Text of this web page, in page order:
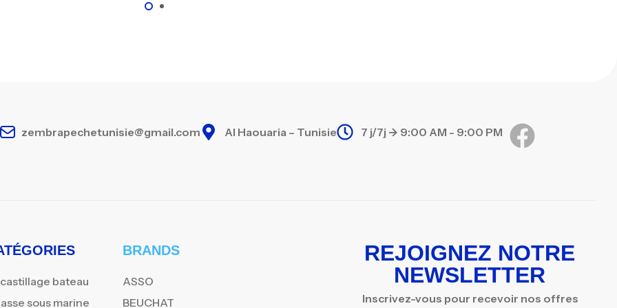
zembrapechetunisie@gmail.com Al Haouaria – Tunisie 7 j/7j -> 9:00 AM - 9:00 PM
bateau
sous marine
BRANDS
ASSO
BEUCHAT
REJOIGNEZ NOTRE
NEWSLETTER
Inscrivez-vous pour recevoir nos offres